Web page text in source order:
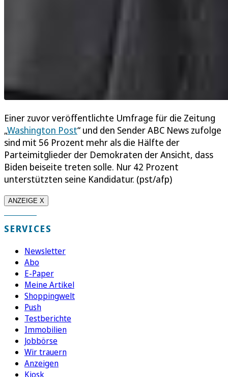
Einer zuvor veröffentlichte Umfrage für die Zeitung
„Washington Post“ und den Sender ABC News zufolge
sind mit 56 Prozent mehr als die Hälfte der
Parteimitglieder der Demokraten der Ansicht, dass
Biden beiseite treten solle. Nur 42 Prozent
unterstützten seine Kandidatur. (pst/afp)
ANZEIGE X
SERVICES
Newsletter
Abo
E-Paper
Meine Artikel
Shoppingwelt
Push
Testberichte
Immobilien
Jobbörse
Wir trauern
Anzeigen
Kiosk